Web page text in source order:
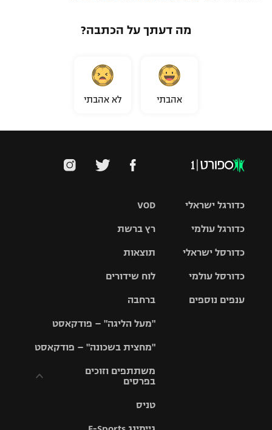
מה דעתך על הכתבה?
אהבתי לא אהבתי
VOD
רץ ברשת
תוצאות
לוח שידורים
ברחבה
"מעל הליגה" – פודקאסט
"מחצית בשכונה" – פודקאסט
משתתפים וזוכים
בפרסים
וזוכים בפרסים
טניס
כדורגל ישראלי
גביע הטוטו
כדורגל עולמי
האלופות
ליגה
כדורסל ישראלי
סל
כדורסל עולמי
ענפים נוספים